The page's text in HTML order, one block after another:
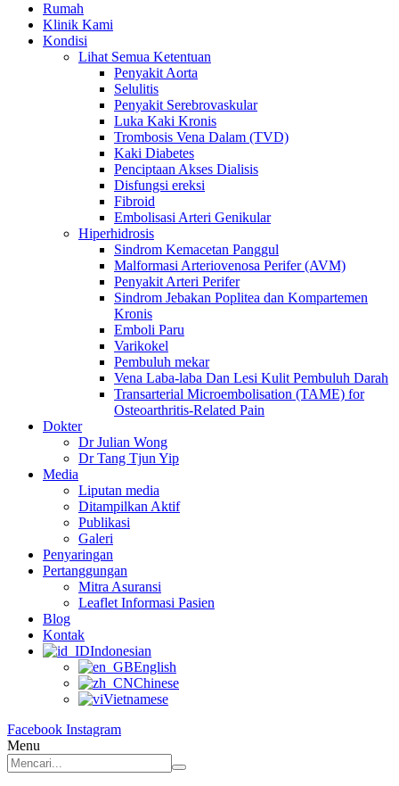
Rumah
Klinik Kami
Kondisi
Lihat Semua Ketentuan
Penyakit Aorta
Selulitis
Penyakit Serebrovaskular
Luka Kaki Kronis
Trombosis Vena Dalam (TVD)
Kaki Diabetes
Penciptaan Akses Dialisis
Disfungsi ereksi
Fibroid
Embolisasi Arteri Genikular
Hiperhidrosis
Sindrom Kemacetan Panggul
Malformasi Arteriovenosa Perifer (AVM)
Penyakit Arteri Perifer
Sindrom Jebakan Poplitea dan Kompartemen
Kronis
Emboli Paru
Varikokel
Pembuluh mekar
Vena Laba-laba Dan Lesi Kulit Pembuluh Darah
Transarterial Microembolisation (TAME) for
Osteoarthritis-Related Pain
Dokter
Dr Julian Wong
Dr Tang Tjun Yip
Media
Liputan media
Ditampilkan Aktif
Publikasi
Galeri
Penyaringan
Pertanggungan
Mitra Asuransi
Leaflet Informasi Pasien
Blog
Kontak
Indonesian
English
Chinese
Vietnamese
Facebook Instagram
Menu